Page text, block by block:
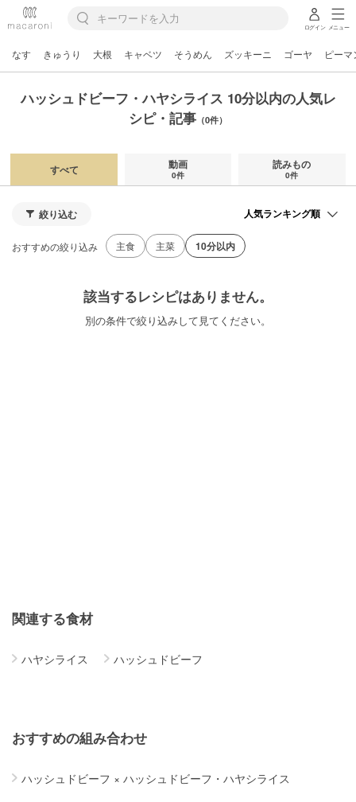
ログイン メニュー
なす きゅうり 大根 キャベツ そうめん ズッキーニ ゴーヤ ピーマ
ハッシュドビーフ・ハヤシライス 10分以内の人気レ
シピ・記事 （0件）
すべて 動画
0件
読みもの
0件
絞り込む
おすすめの絞り込み 主食 主菜 10分以内
該当するレシピはありません。
別の条件で絞り込みして見てください。
関連する食材
ハヤシライス ハッシュドビーフ
おすすめの組み合わせ
ハッシュドビーフ × ハッシュドビーフ・ハヤシライス